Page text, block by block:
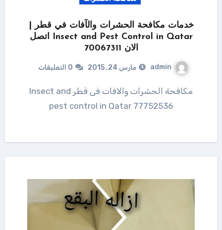
خدمات مكافحة الحشرات والآفات في قطر |
Insect and Pest Control in Qatar اتصل
الان 70067311
admin مارس 24, 2015 0 التعليقات
مكافحة الحشرات والافات فى قطر Insect and
pest control in Qatar 77752536